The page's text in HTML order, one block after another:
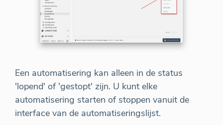
Een automatisering kan alleen in de status
'lopend' of 'gestopt' zijn. U kunt elke
automatisering starten of stoppen vanuit de
interface van de automatiseringslijst.